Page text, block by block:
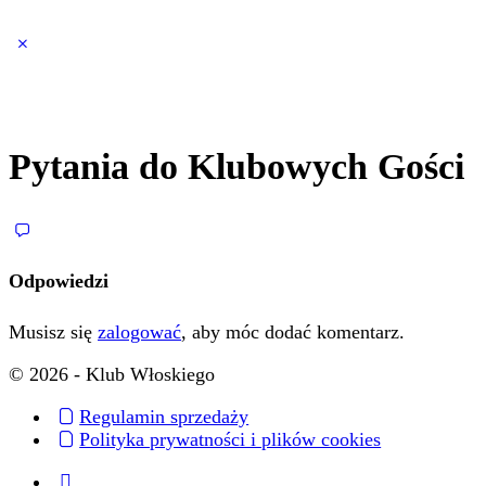
Pytania do Klubowych Gości
Odpowiedzi
Musisz się zalogować, aby móc dodać komentarz.
© 2026 - Klub Włoskiego
Regulamin sprzedaży
Polityka prywatności i plików cookies